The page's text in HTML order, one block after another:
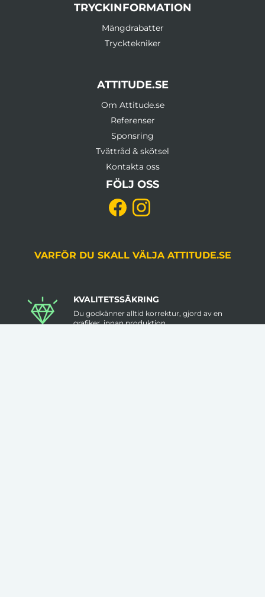
TRYCKINFORMATION
Mängdrabatter
Trycktekniker
ATTITUDE.SE
Om Attitude.se
Referenser
Sponsring
Tvättråd & skötsel
Kontakta oss
FÖLJ OSS
VARFÖR DU SKALL VÄLJA ATTITUDE.SE
KVALITETSSÄKRING
Du godkänner alltid korrektur, gjord av en
grafiker, innan produktion.